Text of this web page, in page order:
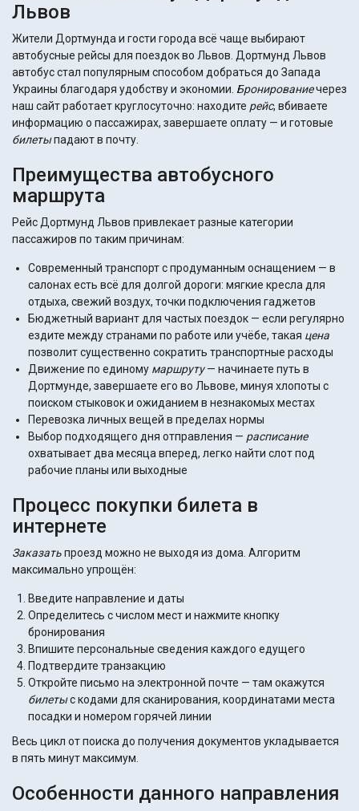
Львов
Жители Дортмунда и гости города всё чаще выбирают
автобусные рейсы для поездок во Львов. Дортмунд Львов
автобус стал популярным способом добраться до Запада
Украины благодаря удобству и экономии. Бронированиечерез
наш сайт работает круглосуточно: находите рейс, вбиваете
информацию о пассажирах, завершаете оплату — и готовые
билетыпадают в почту.
Преимущества автобусного
маршрута
Рейс Дортмунд Львов привлекает разные категории
пассажиров по таким причинам:
Современный транспорт с продуманным оснащением — в
салонах есть всё для долгой дороги: мягкие кресла для
отдыха, свежий воздух, точки подключения гаджетов
Бюджетный вариант для частых поездок — если регулярно
ездите между странами по работе или учёбе, такая цена
позволит существенно сократить транспортные расходы
Движение по единому маршруту— начинаете путь в
Дортмунде, завершаете его во Львове, минуя хлопоты с
поиском стыковок и ожиданием в незнакомых местах
Перевозка личных вещей в пределах нормы
Выбор подходящего дня отправления — расписание
охватывает два месяца вперед, легко найти слот под
рабочие планы или выходные
Процесс покупки билета в
интернете
Заказатьпроезд можно не выходя из дома. Алгоритм
максимально упрощён:
Введите направление и даты
Определитесь с числом мест и нажмите кнопку
бронирования
Впишите персональные сведения каждого едущего
Подтвердите транзакцию
Откройте письмо на электронной почте — там окажутся
билетыс кодами для сканирования, координатами места
посадки и номером горячей линии
Весь цикл от поиска до получения документов укладывается
в пять минут максимум.
Особенности данного направления